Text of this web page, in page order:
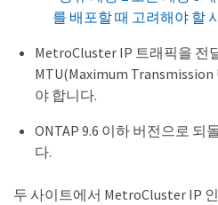
를 배포할 때 고려해야 할
MetroCluster IP 트래픽을 전
MTU(Maximum
야 합니다.
ONTAP 9.6 이하 버전으로 되
다.
두 사이트에서 MetroCluster IP